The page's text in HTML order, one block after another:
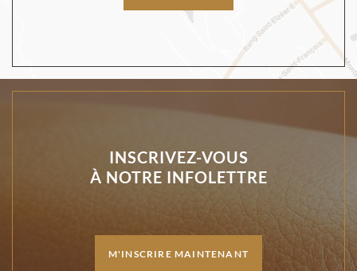
INSCRIVEZ-VOUS
À NOTRE INFOLETTRE
M'INSCRIRE MAINTENANT